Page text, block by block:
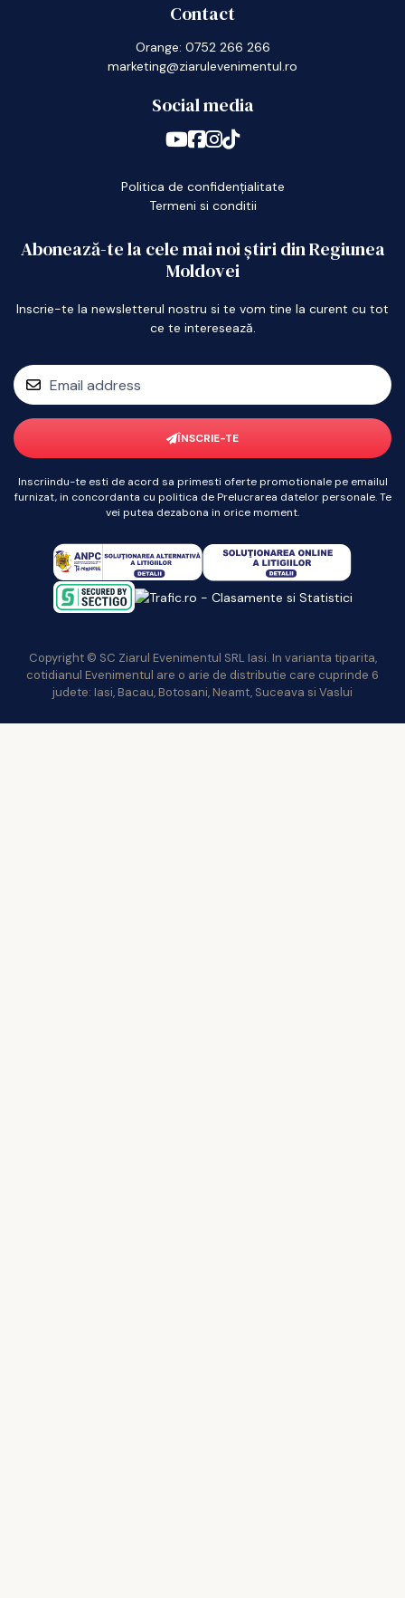
Contact
Orange: 0752 266 266
marketing@ziarulevenimentul.ro
Social media
Politica de confidențialitate
Termeni si conditii
Abonează-te la cele mai noi știri din Regiunea
Moldovei
Inscrie-te la newsletterul nostru si te vom tine la curent cu tot
ce te interesează.
ÎNSCRIE-TE
Inscriindu-te esti de acord sa primesti oferte promotionale pe emailul
furnizat, in concordanta cu politica de Prelucrarea datelor personale. Te
vei putea dezabona in orice moment.
Copyright © SC Ziarul Evenimentul SRL Iasi. In varianta tiparita,
cotidianul Evenimentul are o arie de distributie care cuprinde 6
judete: Iasi, Bacau, Botosani, Neamt, Suceava si Vaslui